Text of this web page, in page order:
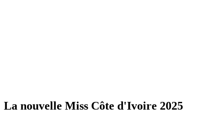
La nouvelle Miss Côte d'Ivoire 2025